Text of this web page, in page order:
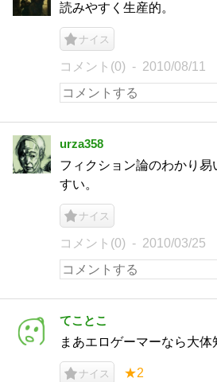
読みやすく生産的。
ナイス
コメント(0) 2010/08/11
urza358
フィクション論のわかり
すい。
ナイス
コメント(0) 2010/03/25
てことこ
まあエロゲーマーなら大
ナイス ★2